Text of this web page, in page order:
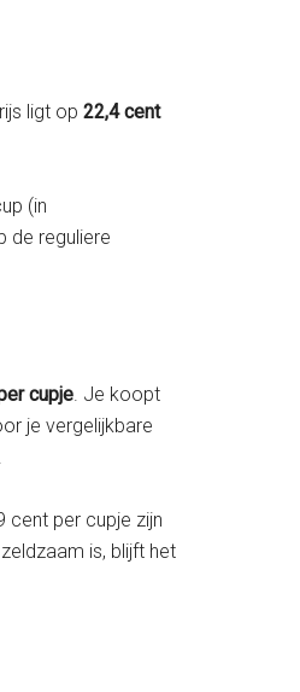
ligt op 22,4 cent
(in
de reguliere
cupje. Je koopt
je vergelijkbare
cent per cupje zijn
is, blijft het